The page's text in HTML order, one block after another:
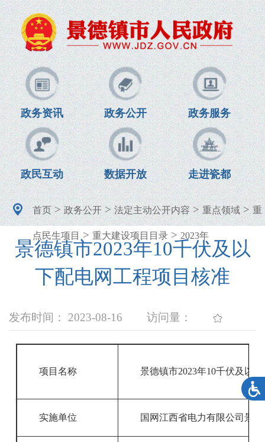
政务资讯 政务公开 政务服务
政民互动 数据开放 走进瓷都
首页>政务公开>法定主动公开内容>重点领域>重
点民生项目 > 重大建设项目目录> 2023年
景德镇市2023年10千伏及以
下配电网工程项目核准
发布时间： 2023-08-16 访问量：
项目名称 景德镇市2023年10千伏及以
实施单位 国网江西省电力有限公司景